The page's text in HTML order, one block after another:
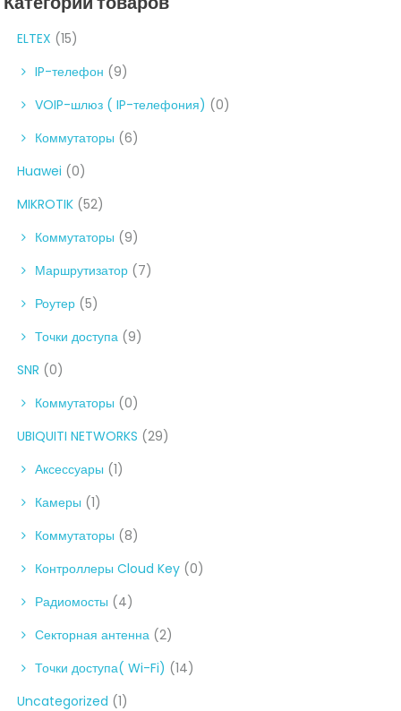
ELTEX (15)
IP-телефон (9)
VOIP-шлюз ( IP-телефония) (0)
Коммутаторы (6)
Huawei (0)
MIKROTIK (52)
Коммутаторы (9)
Маршрутизатор (7)
Роутер (5)
Точки доступа (9)
SNR (0)
Коммутаторы (0)
UBIQUITI NETWORKS (29)
Аксессуары (1)
Камеры (1)
Коммутаторы (8)
Контроллеры Cloud Key (0)
Радиомосты (4)
Секторная антенна (2)
Точки доступа( Wi-Fi) (14)
Uncategorized (1)